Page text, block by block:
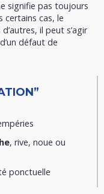
signifie pas toujours
certains cas, le
il peut s’agir
défaut de
, rive, noue ou
ponctuelle